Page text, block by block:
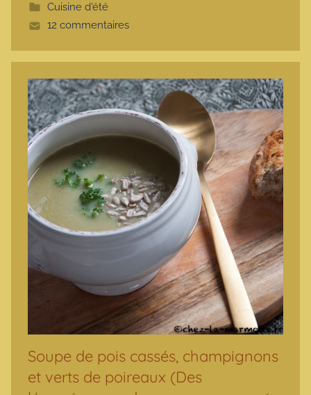
Cuisine d'été
12 commentaires
Soupe de pois cassés, champignons
et verts de poireaux (Des